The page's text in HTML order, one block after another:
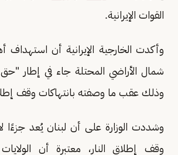
القوات الإيرانية.
وأكدت الخارجية الإيرانية أن
شمال الأراضي المحتلة جاء في إطار "حق
وذلك عقب ما وصفته بانتهاكات وقف
وشددت الوزارة على أن لبنان يُعد جزءًا
وقف إطلاق النار، معتبرة أن